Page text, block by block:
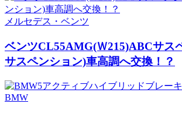
メルセデス・ベンツ
ベンツCL55AMG(Ｗ215)ABCサス
サスペンション)車高調へ交換！？
BMW